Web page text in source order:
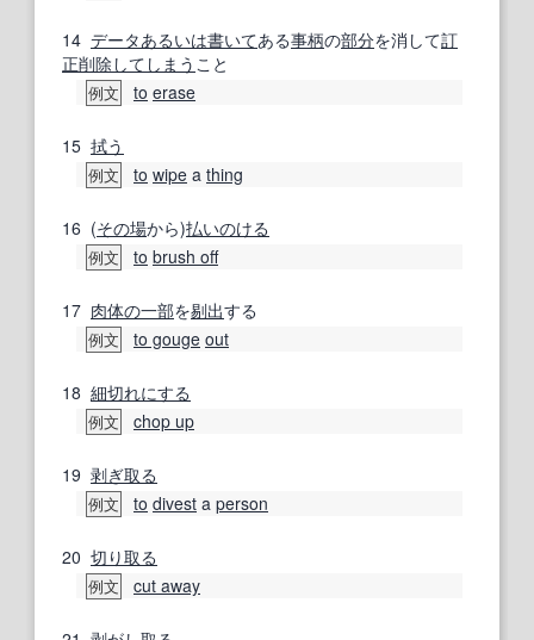
14 データあるいは書いてある事柄の部分を消して訂
正削除 してしまう こと
例文 to erase
15 拭う
例文 to wipe a thing
16 (その場から)払いのける
例文 to brush off
17 肉体の一部を剔出する
例文 to gouge out
18 細切れにする
例文 chop up
19 剥ぎ取る
例文 to divest a person
20 切り取る
例文 cut away